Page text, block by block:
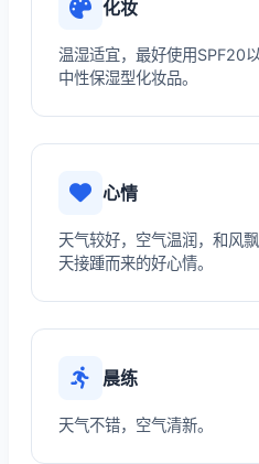
化妆
温湿适宜，最好使用SPF20
中性保湿型化妆品。
心情
天气较好，空气温润，和风
天接踵而来的好心情。
晨练
天气不错，空气清新。